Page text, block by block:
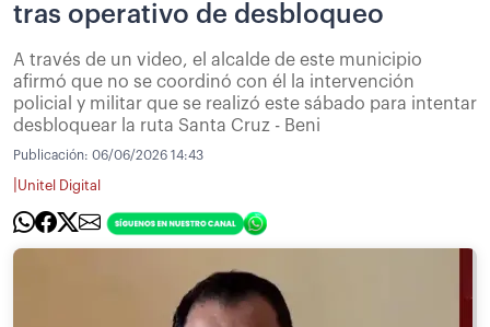
tras operativo de desbloqueo
A través de un video, el alcalde de este municipio
afirmó que no se coordinó con él la intervención
policial y militar que se realizó este sábado para intentar
desbloquear la ruta Santa Cruz - Beni
Publicación: 06/06/2026 14:43
Unitel Digital